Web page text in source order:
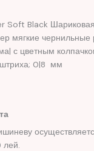
Soft Black
мягкие чернильные
с цветным
0|8 мм